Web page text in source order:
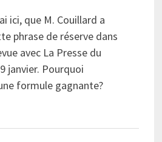
ici, que M. Couillard a
phrase de réserve dans
avec La Presse du
janvier. Pourquoi
formule gagnante?